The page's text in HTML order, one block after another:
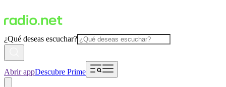
¿Qué deseas escuchar?
Abrir appDescubre Prime